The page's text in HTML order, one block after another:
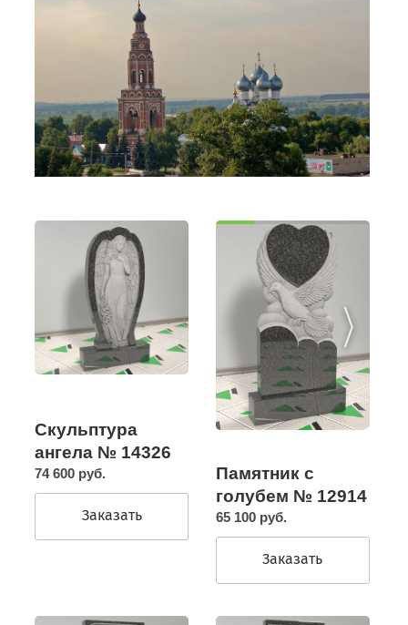
Скульптура
ангела № 14326
74 600 руб.
Заказать
Памятник с
голубем № 12914
65 100 руб.
Заказать